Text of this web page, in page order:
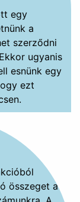
ezt
összeget a
A
alábbi